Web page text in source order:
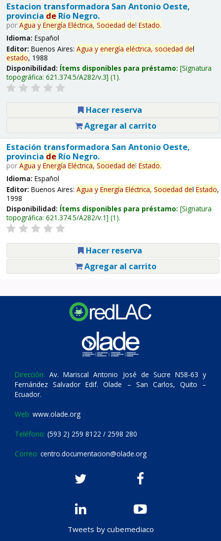
Estacion transformadora San Antonio Oeste,
provincia deRío Negro.
por Agua y Energía Eléctrica, Sociedad del Estado.
Idioma: Español
Editor: Buenos Aires: Agua y energía eléctrica, sociedad del
estado, 1988
Disponibilidad: Ítems disponibles para préstamo: Signatura
topográfica: 621.374.5/A282/v.3 (1).
Hacer reserva
Agregar al carrito
Estación transformadora San Antonio Oeste,
provincia deRío Negro.
por Agua y Energía Eléctrica, Sociedad del Estado.
Idioma: Español
Editor: Buenos Aires: Agua y Energía Eléctrica, Sociedad del Estado,
1998
Disponibilidad: Ítems disponibles para préstamo: Signatura
topográfica: 621.374.5/A282/v.1 (1).
Hacer reserva
Agregar al carrito
Dirección: Av. Mariscal Antonio José de Sucre N58-63 y
Fernández Salvador Edif. Olade – San Carlos, Quito –
Ecuador.
Web: www.olade.org
Teléfono: (593 2) 259 8122 / 2598 280
Correo: centro.documentacion@olade.org
Tweets by cubemediaco